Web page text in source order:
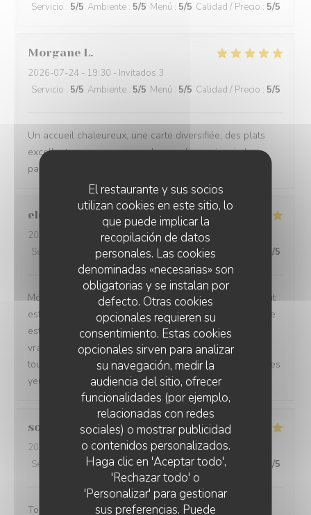
El restaurante y sus socios
utilizan cookies en este sitio, lo
que puede implicar la
recopilación de datos
personales. Las cookies
denominadas «necesarias» son
obligatorias y se instalan por
defecto. Otras cookies
opcionales requieren su
consentimiento. Estas cookies
opcionales sirven para analizar
su navegación, medir la
audiencia del sitio, ofrecer
funcionalidades (por ejemplo,
relacionadas con redes
sociales) o mostrar publicidad
o contenidos personalizados.
Haga clic en 'Aceptar todo',
'Rechazar todo' o
'Personalizar' para gestionar
sus preferencias. Puede
Servicio : 5/5 Ambiente : 5/5 Menú : 5/5 Calidad / Precio : 5/5
Morgane L
2026-07-24 - 19:30 - Invitados 3
Servicio : 5/5 Ambiente : 5/5 Menú : 5/5 Calidad / Precio : 5/5
Un accueil chaleureux, une carte diversifiée, des plats
excellents, nous recommandons ce lieu qui ravie les
papilles
elodie
2026-07-24
- 19:30 - Invitados 3
Servicio
Ambiente: 5/5 Menú: 5/5 Calidad / Precio /5
Mon restaurant préféré! De l’accueil jusqu’aux plats, tout
est toujours parfait. Le service est irréprochable, l’équipe
est accueillante et professionnelle, et le parking est un
vrai plus. Merci de nous offrir une telle qualité, c’est
toujours un plaisir de venir chez vous. Je recommande les
yeux fermés !
sonia
2026-07-22
- 13:00 - Invitados 2
Servicio
Ambiente:5/5 Menú:5/5 Calidad / Precio /5
Tout était très bon et original. Je recommande ce
RESTAURANT LE BEC FIN